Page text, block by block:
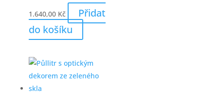
1.640,00 Kč
Přidat
do košíku